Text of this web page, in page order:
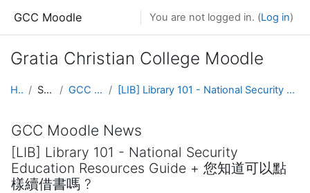
GCC Moodle You are not logged in. (Log in)
Gratia Christian College Moodle
Home Site pages GCC Moodle News [LIB] Library 101 - National Security Education Resources Guide + 您知道可以點樣續借書嗎 ?
GCC Moodle News
[LIB] Library 101 - National Security
Education Resources Guide + 您知道可以點
樣續借書嗎 ?